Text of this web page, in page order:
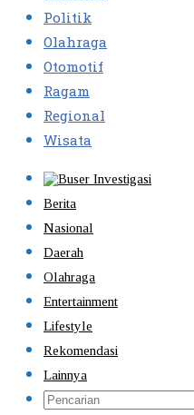
Politik
Olahraga
Otomotif
Ragam
Regional
Wisata
Berita
Nasional
Daerah
Olahraga
Entertainment
Lifestyle
Rekomendasi
Lainnya